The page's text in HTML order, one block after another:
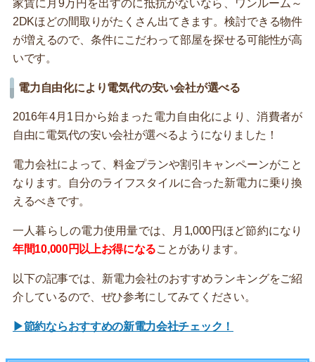
家賃に月9万円を出すのに抵抗がないなら、ワンルーム～
2DKほどの間取りがたくさん出てきます。検討できる物件
が増えるので、条件にこだわって部屋を探せる可能性が高
いです。
電力自由化により電気代の安い会社が選べる
2016年4月1日から始まった電力自由化により、消費者が
自由に電気代の安い会社が選べるようになりました！
電力会社によって、料金プランや割引キャンペーンがこと
なります。自分のライフスタイルに合った新電力に乗り換
えるべきです。
一人暮らしの電力使用量では、月1,000円ほど節約になり
年間10,000円以上お得になることがあります。
以下の記事では、新電力会社のおすすめランキングをご紹
介しているので、ぜひ参考にしてみてください。
▶節約ならおすすめの新電力会社チェック！